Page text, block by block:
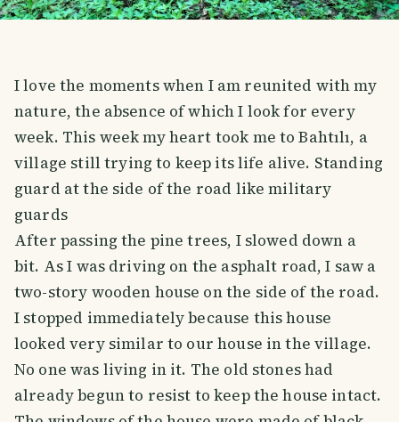
I love the moments when I am reunited with my
nature, the absence of which I look for every
week. This week my heart took me to Bahtılı, a
village still trying to keep its life alive. Standing
guard at the side of the road like military
guards
After passing the pine trees, I slowed down a
bit. As I was driving on the asphalt road, I saw a
two-story wooden house on the side of the road.
I stopped immediately because this house
looked very similar to our house in the village.
No one was living in it. The old stones had
already begun to resist to keep the house intact.